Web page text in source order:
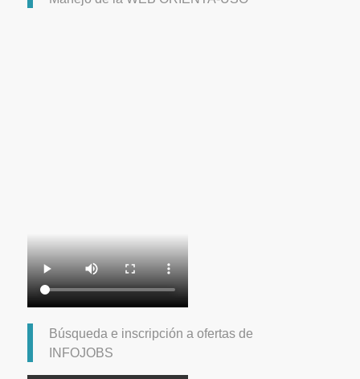
Búsqueda e inscripción a ofertas de
INFOJOBS